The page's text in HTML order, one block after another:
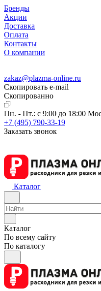
Бренды
Акции
Доставка
Оплата
Контакты
О компании
zakaz@plazma-online.ru
Скопировать e-mail
Cкопированно
Пн. - Пт.: с 9:00 до 18:00
+7 (495) 790-33-19
Заказать звонок
Каталог
Каталог
По всему сайту
По каталогу